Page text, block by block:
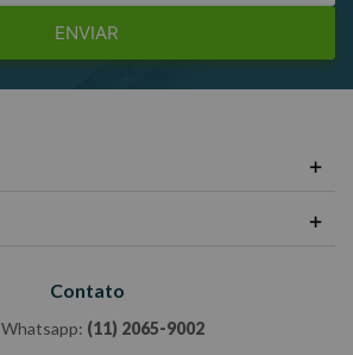
ENVIAR
Contato
Whatsapp: (11) 2065-9002